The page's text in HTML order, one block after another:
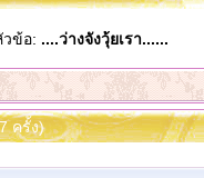
ข้อ: ....ว่างจังวุ้ยเรา......
ครั้ง)